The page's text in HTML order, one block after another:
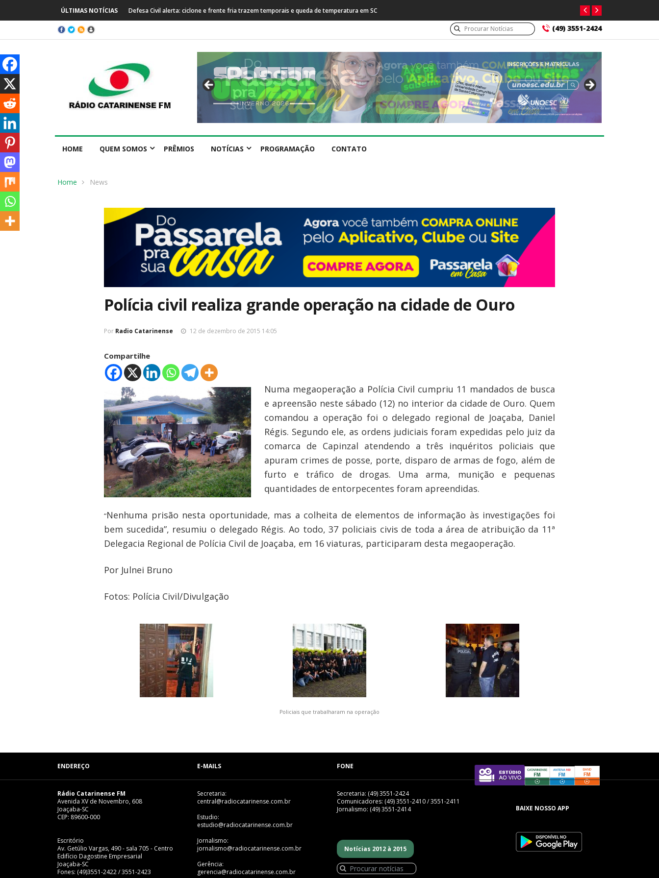
ÚLTIMAS NOTÍCIAS Defesa Civil alerta: ciclone e frente fria trazem temporais e queda de temperatura em SC
(49) 3551-2424
HOME QUEM SOMOS PRÊMIOS NOTÍCIAS PROGRAMAÇÃO CONTATO
Home News
Polícia civil realiza grande operação na cidade de Ouro
Por Radio Catarinense 12 de dezembro de 2015 14:05
Compartilhe
Numa megaoperação a Polícia Civil cumpriu 11 mandados de busca
e apreensão neste sábado (12) no interior da cidade de Ouro. Quem
comandou a operação foi o delegado regional de Joaçaba, Daniel
Régis. Segundo ele, as ordens judiciais foram expedidas pelo juiz da
comarca de Capinzal atendendo a três inquéritos policiais que
apuram crimes de posse, porte, disparo de armas de fogo, além de
furto e tráfico de drogas. Uma arma, munição e pequenas
quantidades de entorpecentes foram apreendidas.
“Nenhuma prisão nesta oportunidade, mas a colheita de elementos de informação às investigações foi
bem sucedida”, resumiu o delegado Régis. Ao todo, 37 policiais civis de toda a área de atribuição da 11ª
Delegacia Regional de Polícia Civil de Joaçaba, em 16 viaturas, participaram desta megaoperação.
Por Julnei Bruno
Fotos: Polícia Civil/Divulgação
Policiais que trabalharam na operação
ENDEREÇO
Rádio Catarinense FM
Avenida XV de Novembro, 608
Joaçaba-SC
CEP: 89600-000
Escritório
Av. Getúlio Vargas, 490 - sala 705 - Centro
Edifício Dagostine Empresarial
Joaçaba-SC
Fones: (49)3551-2422 / 3551-2423
E-MAILS
Secretaria:
central@radiocatarinense.com.br
Estudio:
estudio@radiocatarinense.com.br
Jornalismo:
jornalismo@radiocatarinense.com.br
Gerência:
gerencia@radiocatarinense.com.br
FONE
Secretaria: (49) 3551-2424
Comunicadores: (49) 3551-2410 / 3551-2411
Jornalismo: (49) 3551-2414
Notícias 2012 à 2015
BAIXE NOSSO APP